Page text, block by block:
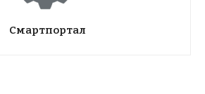
Смартпортал